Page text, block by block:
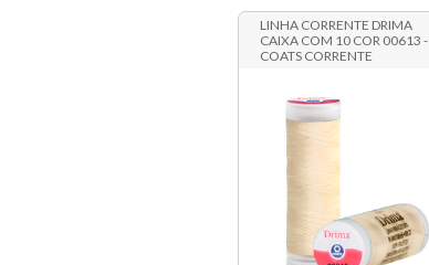
LINHA CORRENTE DRIMA
CAIXA COM 10 COR 00613 -
COATS CORRENTE